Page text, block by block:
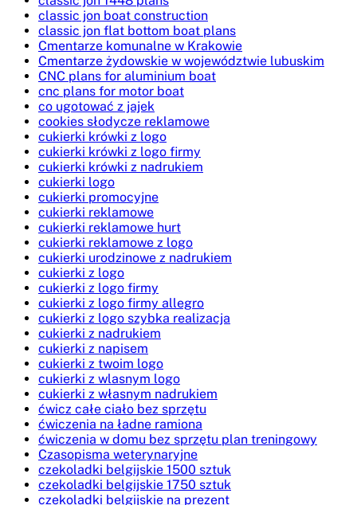
classic jon boat construction
classic jon flat bottom boat plans
Cmentarze komunalne w Krakowie
Cmentarze żydowskie w województwie lubuskim
CNC plans for aluminium boat
cnc plans for motor boat
co ugotować z jajek
cookies słodycze reklamowe
cukierki krówki z logo
cukierki krówki z logo firmy
cukierki krówki z nadrukiem
cukierki logo
cukierki promocyjne
cukierki reklamowe
cukierki reklamowe hurt
cukierki reklamowe z logo
cukierki urodzinowe z nadrukiem
cukierki z logo
cukierki z logo firmy
cukierki z logo firmy allegro
cukierki z logo szybka realizacja
cukierki z nadrukiem
cukierki z napisem
cukierki z twoim logo
cukierki z wlasnym logo
cukierki z własnym nadrukiem
ćwicz całe ciało bez sprzętu
ćwiczenia na ładne ramiona
ćwiczenia w domu bez sprzętu plan treningowy
Czasopisma weterynaryjne
czekoladki belgijskie 1500 sztuk
czekoladki belgijskie 1750 sztuk
czekoladki belgijskie na prezent